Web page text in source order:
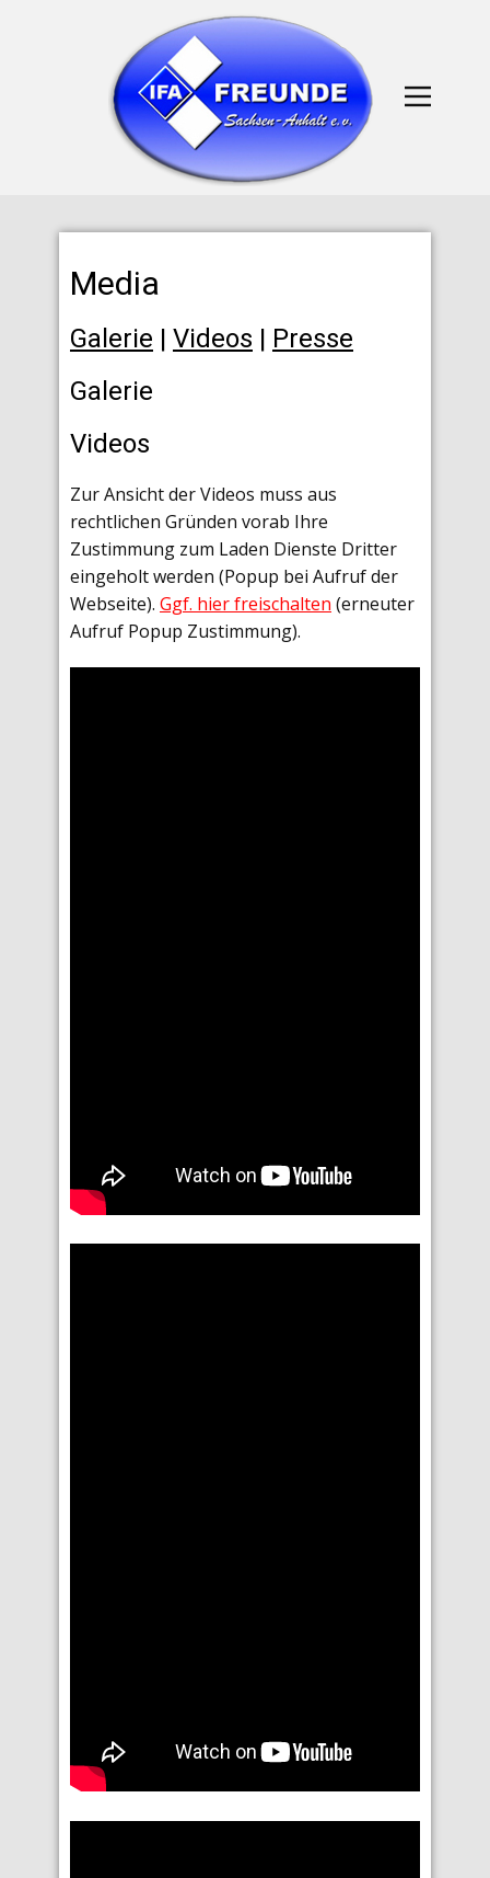
Media
Galerie | Videos | Presse
Galerie
Videos
Zur Ansicht der Videos muss aus
rechtlichen Gründen vorab Ihre
Zustimmung zum Laden Dienste Dritter
eingeholt werden (Popup bei Aufruf der
Webseite). Ggf. hier freischalten (erneuter
Aufruf Popup Zustimmung).